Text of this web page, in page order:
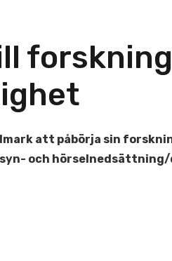
att påbörja sin
och